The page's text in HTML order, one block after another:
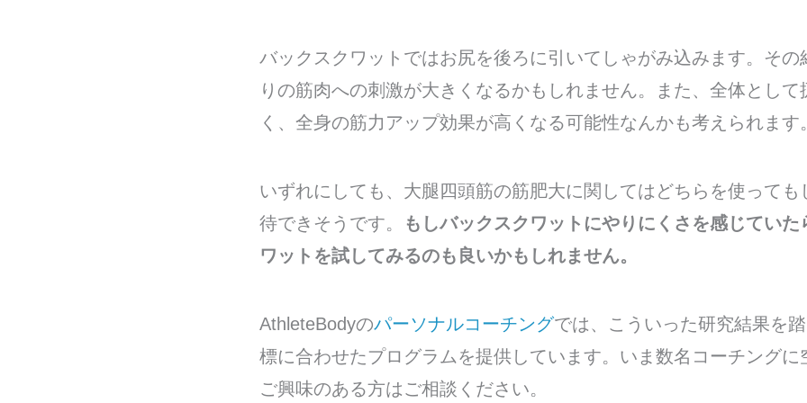
バックスクワットではお尻を後ろに引いてしゃがみ込みます。その
りの筋肉への刺激が大きくなるかもしれません。また、全体とし
く、全身の筋力アップ効果が高くなる可能性なんかも考えられます
いずれにしても、大腿四頭筋の筋肥大に関してはどちらを使っても
待できそうです。
もしバックスクワットにやりにくさを感じてい
ワットを試してみるのも良いかもしれません。
AthleteBodyのパーソナルコーチングでは、こういった研究結果を
標に合わせたプログラムを提供しています。いま数名コーチングに
ご興味のある方はご相談ください。